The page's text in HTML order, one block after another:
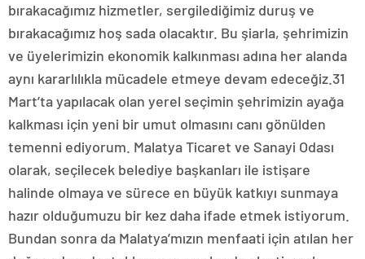
bırakacağımız hizmetler, sergilediğimiz duruş ve
bırakacağımız hoş sada olacaktır. Bu şiarla, şehrimizin
ve üyelerimizin ekonomik kalkınması adına her alanda
aynı kararlılıkla mücadele etmeye devam edeceğiz.31
Mart’ta yapılacak olan yerel seçimin şehrimizin ayağa
kalkması için yeni bir umut olmasını canı gönülden
temenni ediyorum. Malatya Ticaret ve Sanayi Odası
olarak, seçilecek belediye başkanları ile istişare
halinde olmaya ve sürece en büyük katkıyı sunmaya
hazır olduğumuzu bir kez daha ifade etmek istiyorum.
Bundan sonra da Malatya’mızın menfaati için atılan her